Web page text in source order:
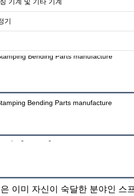
기
이미 자신이 숙달한 분야인 스